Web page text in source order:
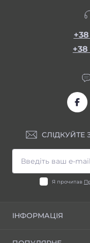
Я прочитав
ІНФОРМАЦІЯ